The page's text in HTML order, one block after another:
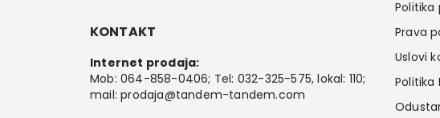
KONTAKT
Internet prodaja:
Mob: 064-858-0406; Tel: 032-325-575, lokal: 110;
mail:prodaja@tandem-tandem.com
Politika
Prava
Uslovi
Politika